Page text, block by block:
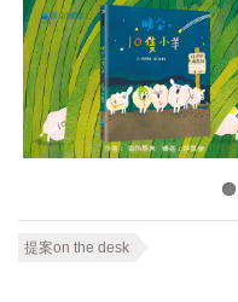
提案on the desk